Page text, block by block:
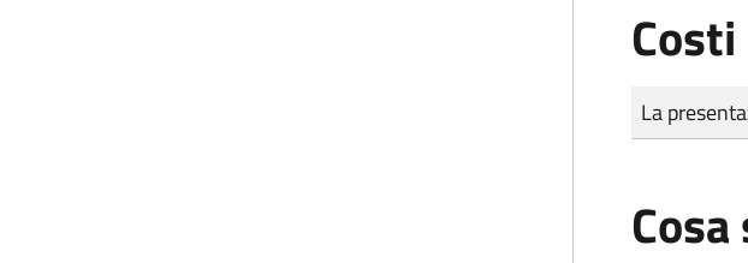
Costi
Tipo di
Importo
La